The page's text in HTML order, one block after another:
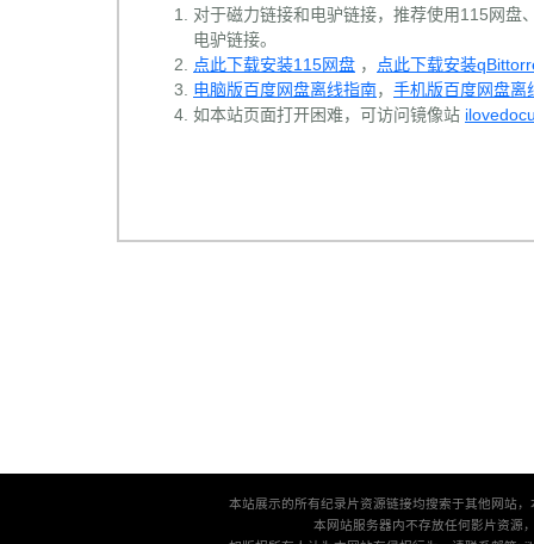
对于磁力链接和电驴链接，推荐使用115网盘
电驴链接。
点此下载安装115网盘 ，
点此下载安装
电脑版百度网盘离线指南， 手机版百度网盘离
如本站页面打开困难，可访问镜像站
本站展示的所有纪录片资源链接均搜索于其他网站
本网站服务器内不存放任何影片资源